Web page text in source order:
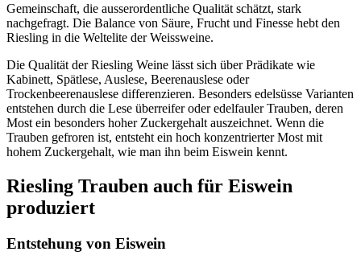
Gemeinschaft, die ausserordentliche Qualität schätzt, stark
nachgefragt. Die Balance von Säure, Frucht und Finesse hebt den
Riesling in die Weltelite der Weissweine.
Die Qualität der Riesling Weine lässt sich über Prädikate wie
Kabinett, Spätlese, Auslese, Beerenauslese oder
Trockenbeerenauslese differenzieren. Besonders edelsüsse Varianten
entstehen durch die Lese überreifer oder edelfauler Trauben, deren
Most ein besonders hoher Zuckergehalt auszeichnet. Wenn die
Trauben gefroren ist, entsteht ein hoch konzentrierter Most mit
hohem Zuckergehalt, wie man ihn beim Eiswein kennt.
Riesling Trauben auch für Eiswein
produziert
Entstehung von Eiswein